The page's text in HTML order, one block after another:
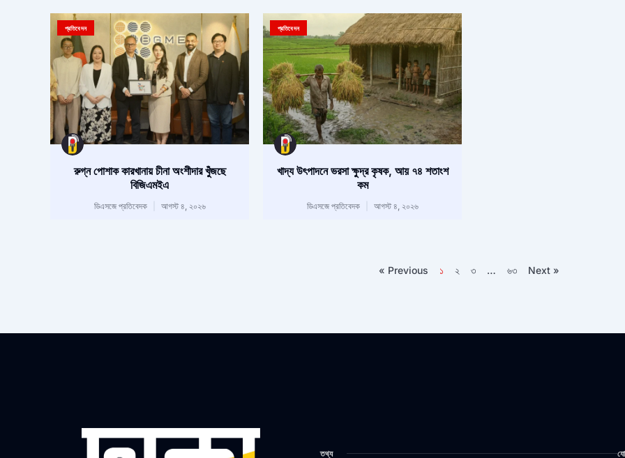
প্রতিবেদন
রুগ্ন পোশাক কারখানায় চীনা অংশীদার খুঁজছে
বিজিএমইএ
ডিএসজে প্রতিবেদক আগস্ট ৪, ২০২৬
প্রতিবেদন
খাদ্য উৎপাদনে ভরসা ক্ষুদ্র কৃষক, আয় ৭৪ শতাংশ
কম
ডিএসজে প্রতিবেদক আগস্ট ৪, ২০২৬
« Previous ১ ২ ৩ … ৬৩ Next »
তথ্য